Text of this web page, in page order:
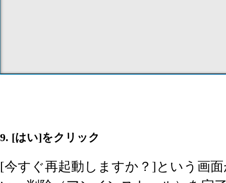
9. [はい]をクリック
[今すぐ再起動しますか？]という画